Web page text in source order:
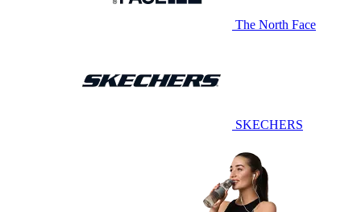
The North Face
SKECHERS